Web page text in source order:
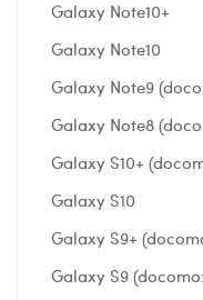
Galaxy Note10+
Galaxy Note10
Galaxy Note9
Galaxy Note8
Galaxy S10+
Galaxy S10
Galaxy S9+
Galaxy S9